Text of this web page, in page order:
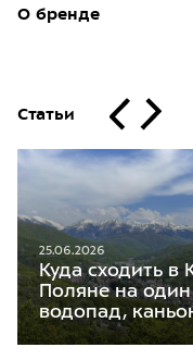
О бренде
Статьи
25.06.2026
Куда сходить в
Поляне на
водопад,